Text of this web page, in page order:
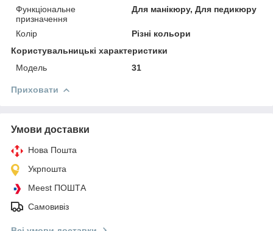
Функціональне
призначення
Для манікюру, Для педикюру
Колір
Різні кольори
Користувальницькі характеристики
Мoдель
31
Приховати
Умови доставки
Нова Пошта
Укрпошта
Meest ПОШТА
Самовивіз